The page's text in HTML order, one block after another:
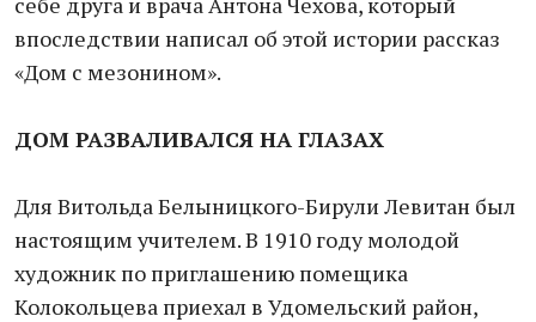
впоследствии написал об этой истории рассказ
«Дом с мезонином».
ДОМ РАЗВАЛИВАЛСЯ НА ГЛАЗАХ
Для Витольда Белыницкого-Бирули Левитан был
настоящим учителем. В 1910 году молодой
художник по приглашению помещика
Колокольцева приехал в Удомельский район,